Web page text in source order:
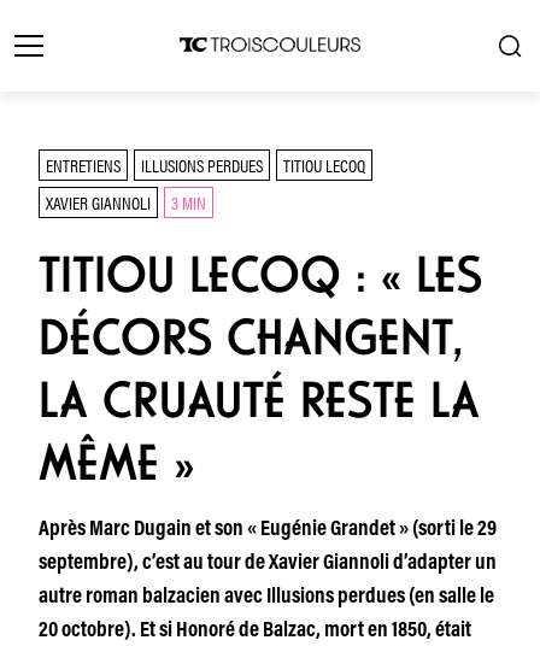
ENTRETIENS ILLUSIONS PERDUES
TITIOU LECOQ
XAVIER GIANNOLI
3 MIN
TITIOU LECOQ : « LES
DÉCORS CHANGENT,
LA CRUAUTÉ RESTE LA
MÊME »
Après Marc Dugain et son « Eugénie Grandet » (sorti le 29
septembre), c’est au tour de Xavier Giannoli d’adapter un
autre roman balzacien avec Illusions perdues (en salle le
20 octobre). Et si Honoré de Balzac, mort en 1850, était